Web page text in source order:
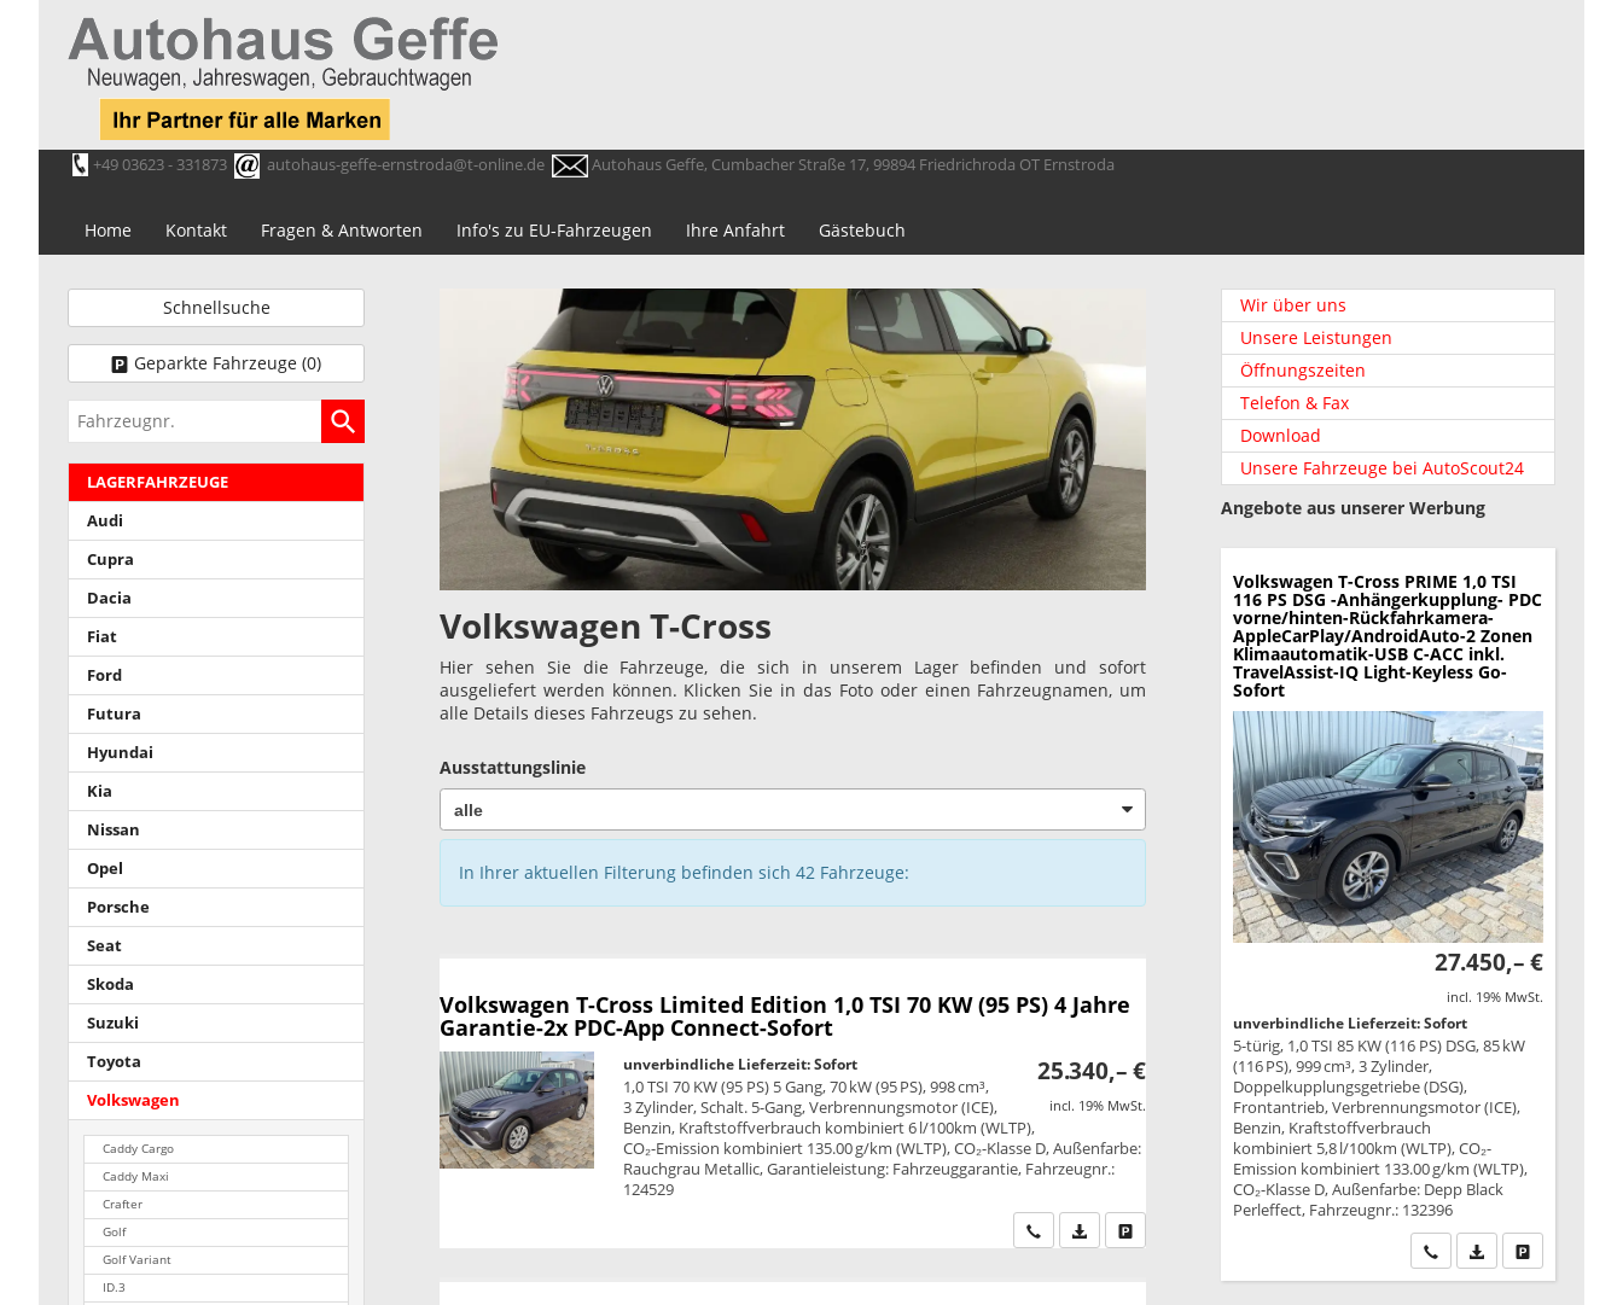
+49 03623 - 331873 autohaus-geffe-ernstroda@t-online.de Autohaus Geffe, Cumbacher Straße 17, 99894 Friedrichroda OT Ernstroda
Home Kontakt Fragen & Antworten Info's zu EU-Fahrzeugen Ihre Anfahrt Gästebuch
Volkswagen T-Cross
Hier sehen Sie die Fahrzeuge, die sich in unserem Lager befinden und sofort
ausgeliefert werden können. Klicken Sie in das Foto oder einen Fahrzeugnamen, um
alle Details dieses Fahrzeugs zu sehen.
Ausstattungslinie
In Ihrer aktuellen Filterung befinden sich 42Fahrzeuge:
Volkswagen T-Cross Limited Edition 1,0 TSI 70 KW (95 PS) 4 Jahre
Garantie-2x PDC-App Connect-Sofort
25.340,– €
incl. 19% MwSt.
unverbindliche Lieferzeit: Sofort
1,0 TSI 70 KW (95 PS) 5 Gang, 70 kW (95 PS), 998 cm³,
3 Zylinder, Schalt. 5-Gang, Verbrennungsmotor (ICE),
Benzin, Kraftstoffverbrauch kombiniert 6 l/100km (WLTP),
CO₂-Emission kombiniert 135.00 g/km (WLTP), CO₂-Klasse D, Außenfarbe:
Rauchgrau Metallic, Garantieleistung: Fahrzeuggarantie, Fahrzeugnr.:
124529
Wir rufen Sie anPDF-Datei, Fahrzeugexposé drucken
Schnellsuche
Geparkte Fahrzeuge (0)
Fahrzeugnr.
LAGERFAHRZEUGE
Audi
Cupra
Dacia
Fiat
Ford
Futura
Hyundai
Kia
Nissan
Opel
Porsche
Seat
Skoda
Suzuki
Toyota
Volkswagen
Caddy Cargo
Caddy Maxi
Crafter
Golf
Golf Variant
ID.3
Wir über uns
Unsere Leistungen
Öffnungszeiten
Telefon & Fax
Download
Unsere Fahrzeuge bei AutoScout24
Angebote aus unserer Werbung
Volkswagen T-Cross PRIME 1,0 TSI
116 PS DSG -Anhängerkupplung- PDC
vorne/hinten-Rückfahrkamera-
AppleCarPlay/AndroidAuto-2 Zonen
Klimaautomatik-USB C-ACC inkl.
TravelAssist-IQ Light-Keyless Go-
Sofort
27.450,– €
incl. 19% MwSt.
unverbindliche Lieferzeit: Sofort
5-türig, 1,0 TSI 85 KW (116 PS) DSG, 85 kW
(116 PS), 999 cm³, 3 Zylinder,
Doppelkupplungsgetriebe (DSG),
Frontantrieb, Verbrennungsmotor (ICE),
Benzin, Kraftstoffverbrauch
kombiniert 5,8 l/100km (WLTP), CO₂-
Emission kombiniert 133.00 g/km (WLTP),
CO₂-Klasse D, Außenfarbe: Depp Black
Perleffect, Fahrzeugnr.: 132396
Wir rufen Sie an
PDF-Datei,Drucken,